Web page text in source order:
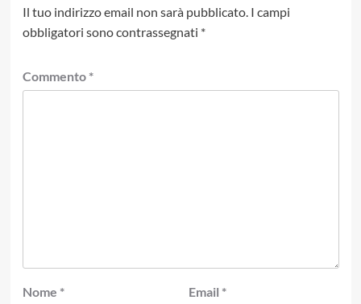
Il tuo indirizzo email non sarà pubblicato. I campi
obbligatori sono contrassegnati *
Commento *
Nome * Email *